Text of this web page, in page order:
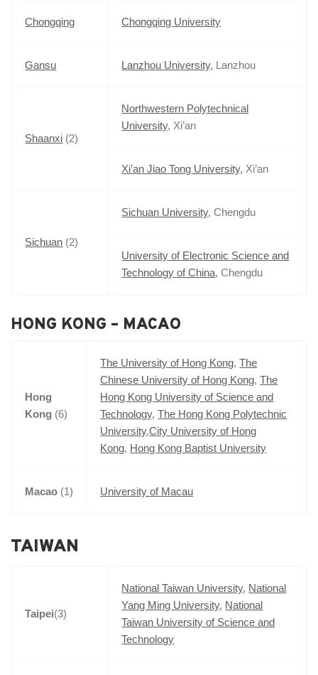
Chongqing Chongqing University
Gansu Lanzhou University, Lanzhou
Shaanxi (2)
Northwestern Polytechnical
University, Xi’an
Xi’an Jiao Tong University, Xi’an
Sichuan (2)
Sichuan University, Chengdu
University of Electronic Science and
Technology of China, Chengdu
HONG KONG – MACAO
Hong
Kong (6)
The University of Hong Kong,The
Chinese University of Hong Kong,The
Hong Kong University of Science and
Technology,The Hong Kong Polytechnic
University,City University of Hong
Kong, Hong Kong Baptist University
Macao (1) University of Macau
TAIWAN
Taipei(3)
National Taiwan University, National
Yang Ming University, National
Taiwan University of Science and
Technology